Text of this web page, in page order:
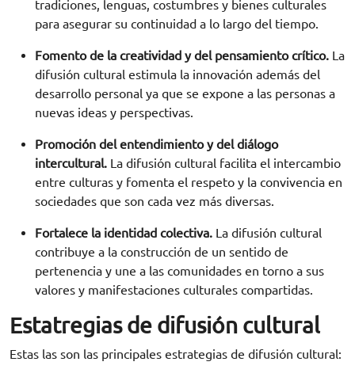
tradiciones, lenguas, costumbres y bienes culturales
para asegurar su continuidad a lo largo del tiempo.
Fomento de la creatividad y del pensamiento crítico. La
difusión cultural estimula la innovación además del
desarrollo personal ya que se expone a las personas a
nuevas ideas y perspectivas.
Promoción del entendimiento y del diálogo
intercultural. La difusión cultural facilita el intercambio
entre culturas y fomenta el respeto y la convivencia en
sociedades que son cada vez más diversas.
Fortalece la identidad colectiva. La difusión cultural
contribuye a la construcción de un sentido de
pertenencia y une a las comunidades en torno a sus
valores y manifestaciones culturales compartidas.
Estatregias de difusión cultural
Estas las son las principales estrategias de difusión cultural: